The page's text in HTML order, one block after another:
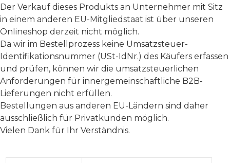
Der Verkauf dieses Produkts an Unternehmer mit Sitz
in einem anderen EU-Mitgliedstaat ist über unseren
Onlineshop derzeit nicht möglich.
Da wir im Bestellprozess keine Umsatzsteuer-
Identifikationsnummer (USt-IdNr.) des Käufers erfassen
und prüfen, können wir die umsatzsteuerlichen
Anforderungen für innergemeinschaftliche B2B-
Lieferungen nicht erfüllen.
Bestellungen aus anderen EU-Ländern sind daher
ausschließlich für Privatkunden möglich.
Vielen Dank für Ihr Verständnis.